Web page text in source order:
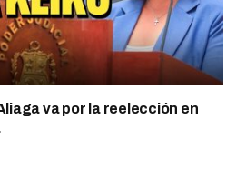
va por la reelección en